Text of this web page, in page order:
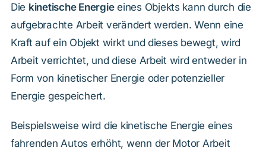
Die kinetische Energieeines Objekts kann durch die
aufgebrachte Arbeit verändert werden. Wenn eine
Kraft auf ein Objekt wirkt und dieses bewegt, wird
Arbeit verrichtet, und diese Arbeit wird entweder in
Form von kinetischer Energie oder potenzieller
Energie gespeichert.
Beispielsweise wird die kinetische Energie eines
fahrenden Autos erhöht, wenn der Motor Arbeit